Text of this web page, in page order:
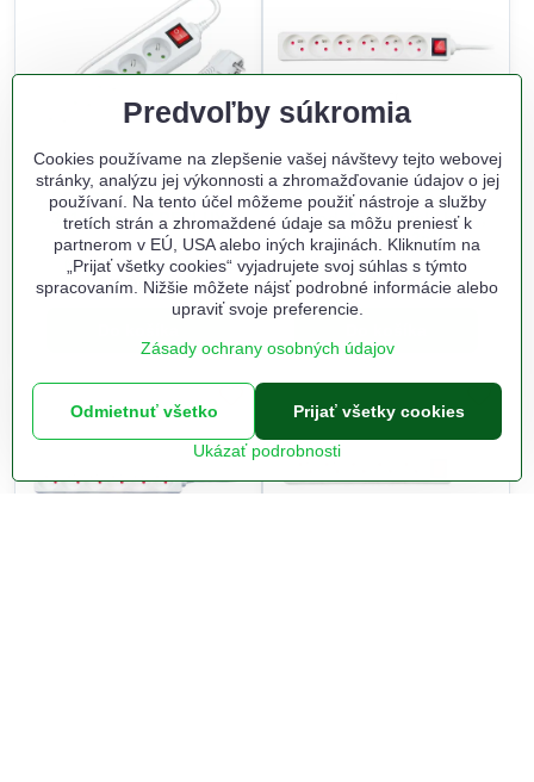
RPC 30 pred.prí. 3m/5
3×1,0mm WS RETLUX
Na sklade odbojna.sk
7,30 €
Solight predlžovací
prívod, 6 zásuviek, biely,
vypínač, 3m
Na sklade odbojna.sk
7,40 €
Predvoľby súkromia
Cookies používame na zlepšenie vašej návštevy tejto webovej
stránky, analýzu jej výkonnosti a zhromažďovanie údajov o jej
používaní. Na tento účel môžeme použiť nástroje a služby
tretích strán a zhromaždené údaje sa môžu preniesť k
partnerom v EÚ, USA alebo iných krajinách. Kliknutím na
„Prijať všetky cookies“ vyjadrujete svoj súhlas s týmto
spracovaním. Nižšie môžete nájsť podrobné informácie alebo
upraviť svoje preferencie.
Zásady ochrany osobných údajov
Ukázať podrobnosti
Prijať všetky cookies
Odmietnuť všetko